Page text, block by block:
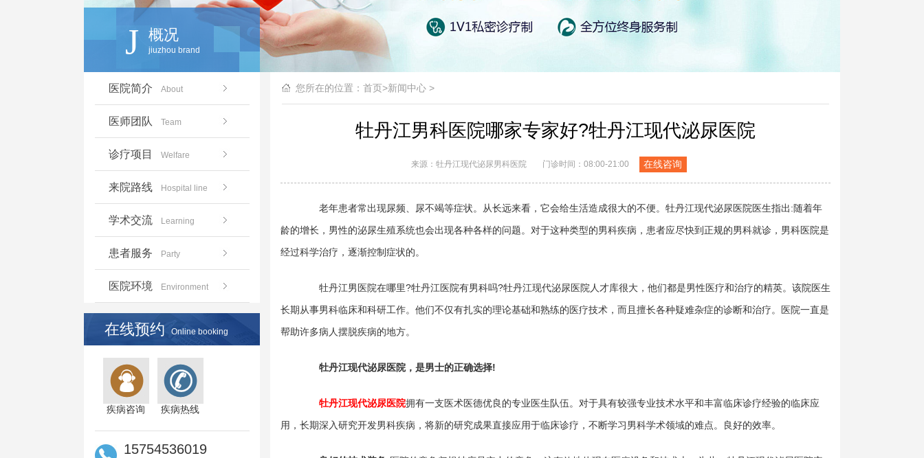
J 概况
jiuzhou brand
医院简介 About
医师团队 Team
诊疗项目 Welfare
来院路线 Hospital line
学术交流 Learning
患者服务 Party
医院环境 Environment
在线预约 Online booking
疾病咨询 疾病热线
15754536019
您所在的位置： 首页>新闻中心>
牡丹江男科医院哪家专家好?牡丹江现代泌尿医院
来源：牡丹江现代泌尿男科医院 门诊时间：08:00-21:00 在线咨询
老年患者常出现尿频、尿不竭等症状。从长远来看，它会给生活造成很大的不便。牡丹江现代泌尿医院医生指出:随着年
龄的增长，男性的泌尿生殖系统也会出现各种各样的问题。对于这种类型的男科疾病，患者应尽快到正规的男科就诊，男科医院是
经过科学治疗，逐渐控制症状的。
牡丹江男医院在哪里?牡丹江医院有男科吗?牡丹江现代泌尿医院人才库很大，他们都是男性医疗和治疗的精英。该院医生
长期从事男科临床和科研工作。他们不仅有扎实的理论基础和熟练的医疗技术，而且擅长各种疑难杂症的诊断和治疗。医院一直是
帮助许多病人摆脱疾病的地方。
牡丹江现代泌尿医院，是男士的正确选择!
牡丹江现代泌尿医院拥有一支医术医德优良的专业医生队伍。对于具有较强专业技术水平和丰富临床诊疗经验的临床应
用，长期深入研究开发男科疾病，将新的研究成果直接应用于临床诊疗，不断学习男科学术领域的难点。良好的效率。